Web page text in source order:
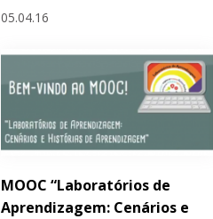
05.04.16
MOOC “Laboratórios de
Aprendizagem: Cenários e